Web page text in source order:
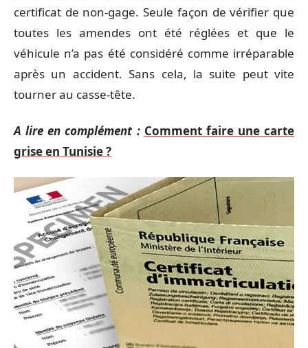
certificat de non-gage. Seule façon de vérifier que
toutes les amendes ont été réglées et que le
véhicule n’a pas été considéré comme irréparable
après un accident. Sans cela, la suite peut vite
tourner au casse-tête.
A lire en complément : Comment faire une carte
grise en Tunisie ?